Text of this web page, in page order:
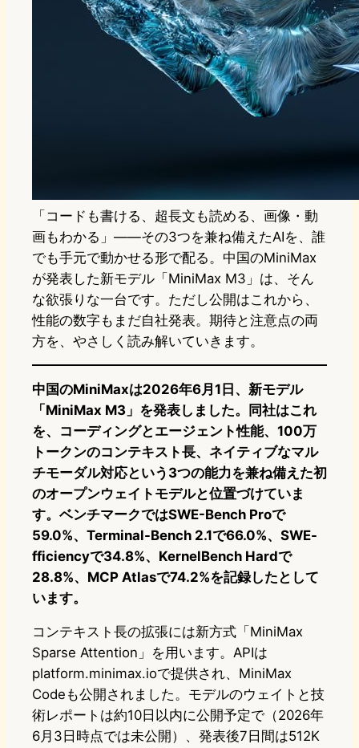
「コードも書ける、超長文も読める、画像・動
画もわかる」――その3つを兼ね備えたAIを、誰
でも手元で動かせる形で配る。中国のMiniMax
が発表した新モデル「MiniMax M3」は、そん
な欲張りな一台です。ただし公開はこれから、
性能の数字もまだ自社発表。期待と注意点の両
方を、やさしく読み解いていきます。
中国のMiniMaxは2026年6月1日、新モデル
「MiniMax M3」を発表しました。同社はこれ
を、コーディングとエージェント性能、100万
トークンのコンテキスト長、ネイティブなマル
チモーダル対応という3つの能力を兼ね備えた初
のオープンウェイトモデルと位置づけていま
す。ベンチマークではSWE-Bench Proで
59.0%、Terminal-Bench 2.1で66.0%、SWE-
fficiencyで34.8%、KernelBench Hardで
28.8%、MCP Atlasで74.2%を記録したとして
います。
コンテキスト長の拡張には新方式「MiniMax
Sparse Attention」を用います。APIは
platform.minimax.ioで提供され、MiniMax
Codeも公開されました。モデルのウェイトと技
術レポートは約10日以内に公開予定で（2026年
6月3日時点では未公開）、発表後7日間は512K